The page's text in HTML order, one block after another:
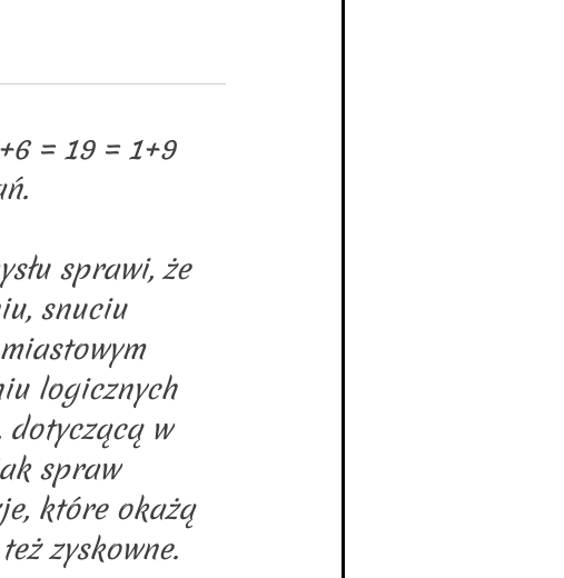
= 19 = 1+9
sprawi, że
snuciu
logicznych
dotyczącą w
spraw
które okażą
zyskowne.